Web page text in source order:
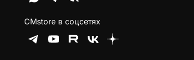
CMstore в соцсетях